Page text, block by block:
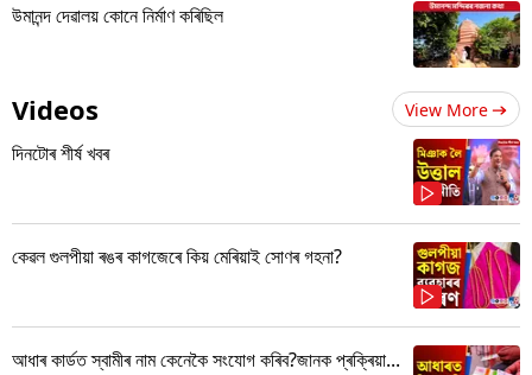
উমানন্দ দেৱালয় কোনে নিৰ্মাণ কৰিছিল
Videos View More
দিনটোৰ শীৰ্ষ খবৰ
কেৱল গুলপীয়া ৰঙৰ কাগজেৰে কিয় মেৰিয়াই সোণৰ গহনা?
আধাৰ কাৰ্ডত স্বামীৰ নাম কেনেকৈ সংযোগ কৰিব?জানক প্ৰক্ৰিয়া...